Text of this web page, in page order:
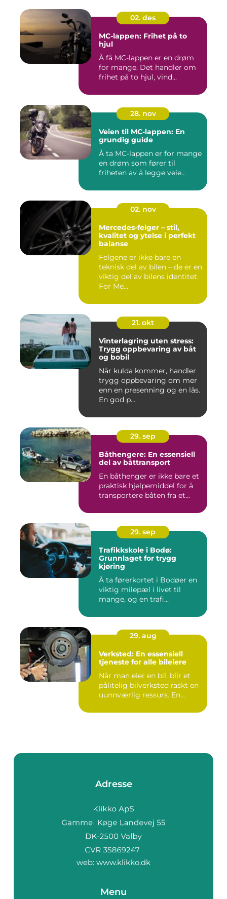
02. des
MC-lappen: Frihet på to
hjul
Å få MC-lappen er en drøm
for mange. Det handler om
frihet på to hjul, vind...
28. nov
Veien til MC-lappen: En
grundig guide
Å ta MC-lappen er for mange
en drøm som fører til
friheten av å legge veie...
02. nov
Mercedes-felger – stil,
kvalitet og ytelse i perfekt
balanse
Felgene er ikke bare en
teknisk del av bilen – de er en
viktig del av bilens identitet.
For Me...
21. okt
Vinterlagring uten stress:
Trygg oppbevaring av båt
og bobil
Når kulda kommer, handler
trygg oppbevaring om mer
enn en presenning og en lås.
En god p...
29. sep
Båthengere: En essensiell
del av båttransport
En båthenger er ikke bare et
praktisk hjelpemiddel for å
transportere båten fra et...
29. sep
Trafikkskole i Bodø:
Grunnlaget for trygg
kjøring
Å ta førerkortet i Bodøer en
viktig milepæl i livet til
mange, og en trafi...
29. aug
Verksted: En essensiell
tjeneste for alle bileiere
Når man eier en bil, blir et
pålitelig bilverksted raskt en
uunnværlig ressurs. En...
Adresse
web: www.klikko.dk
Menu